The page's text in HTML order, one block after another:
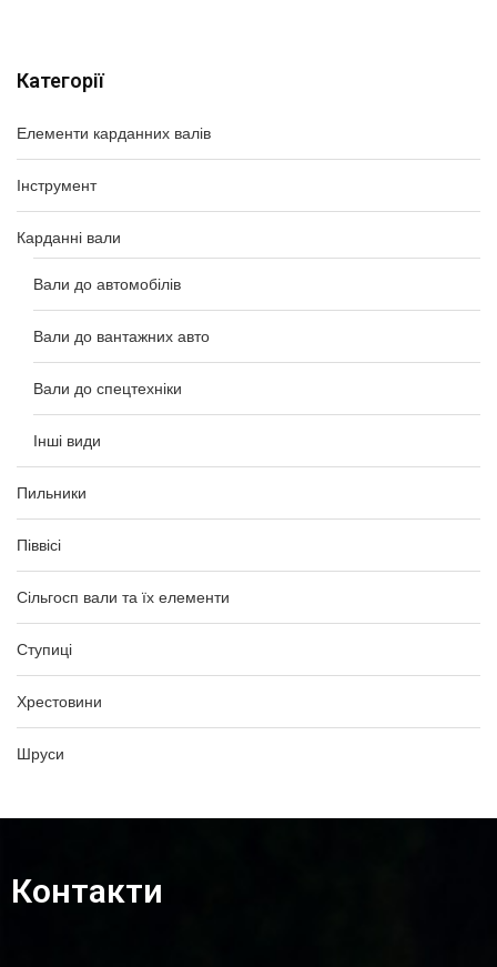
Категорії
Елементи карданних валів
Інструмент
Карданні вали
Вали до автомобілів
Вали до вантажних авто
Вали до спецтехніки
Інші види
Пильники
Піввісі
Сільгосп вали та їх елементи
Ступиці
Хрестовини
Шруси
Контакти